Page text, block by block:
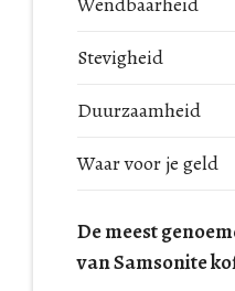
Stevigheid
Duurzaamheid
Waar voor je geld
De meest
van Samsonite